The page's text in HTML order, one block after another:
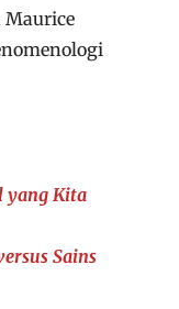
Maurice
yang Kita
Sains